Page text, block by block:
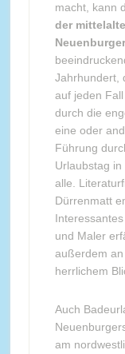
macht, kann
der
Jahrhundert,
auf jeden
durch die
eine oder
Führung
Urlaubstag
alle.
Dürrenmatt
und Maler
außerdem
herrlichem
Auch
am